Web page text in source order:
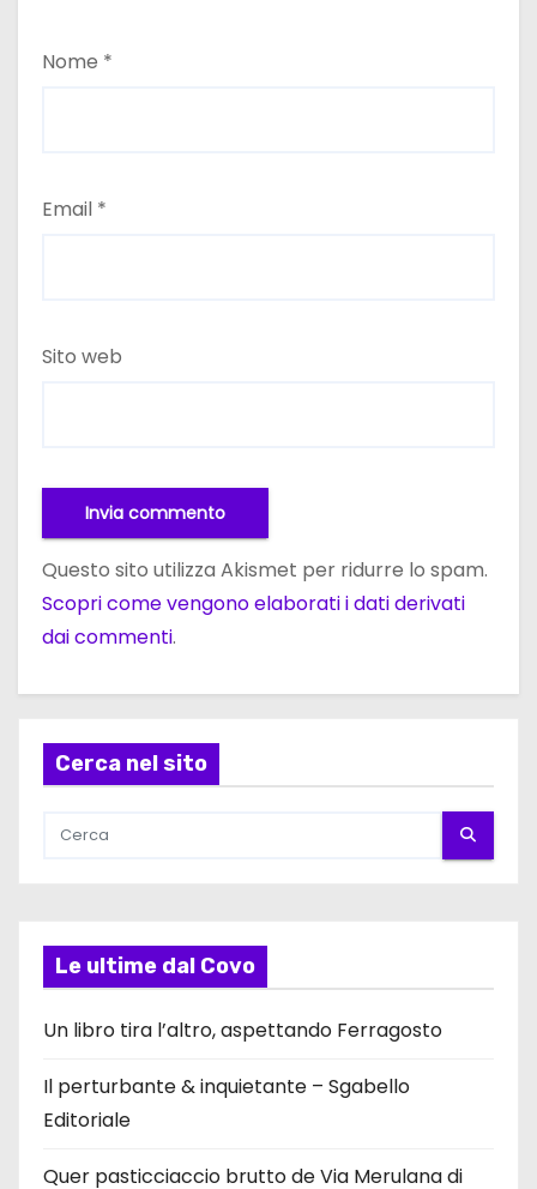
Nome *
Email *
Sito web
Questo sito utilizza Akismet per ridurre lo spam.
Scopri come vengono elaborati i dati derivati
dai commenti.
Cerca nel sito
Le ultime dal Covo
Un libro tira l’altro, aspettando Ferragosto
Il perturbante & inquietante – Sgabello
Editoriale
Quer pasticciaccio brutto de Via Merulana di